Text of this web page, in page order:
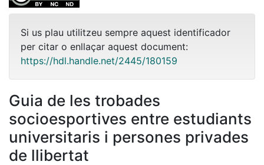
Si us plau utilitzeu sempre aquest identificador
per citar o enllaçar aquest document:
https://hdl.handle.net/2445/180159
Guia de les trobades
socioesportives entre estudiants
universitaris i persones privades
de llibertat